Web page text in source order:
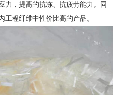
力，提高的抗冻、抗疲劳能力。同
工程纤维中性价比高的产品。